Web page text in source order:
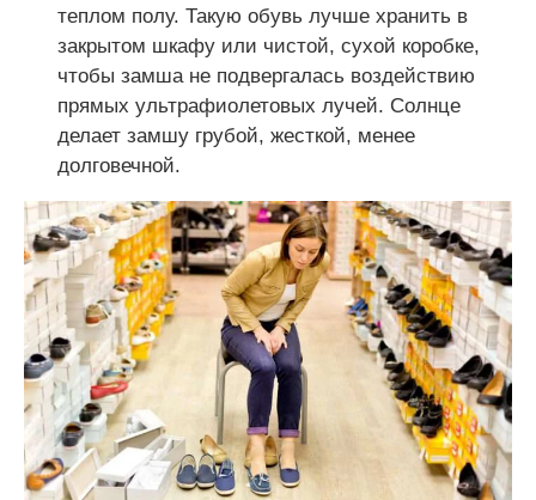
теплом полу. Такую обувь лучше хранить в
закрытом шкафу или чистой, сухой коробке,
чтобы замша не подвергалась воздействию
прямых ультрафиолетовых лучей. Солнце
делает замшу грубой, жесткой, менее
долговечной.